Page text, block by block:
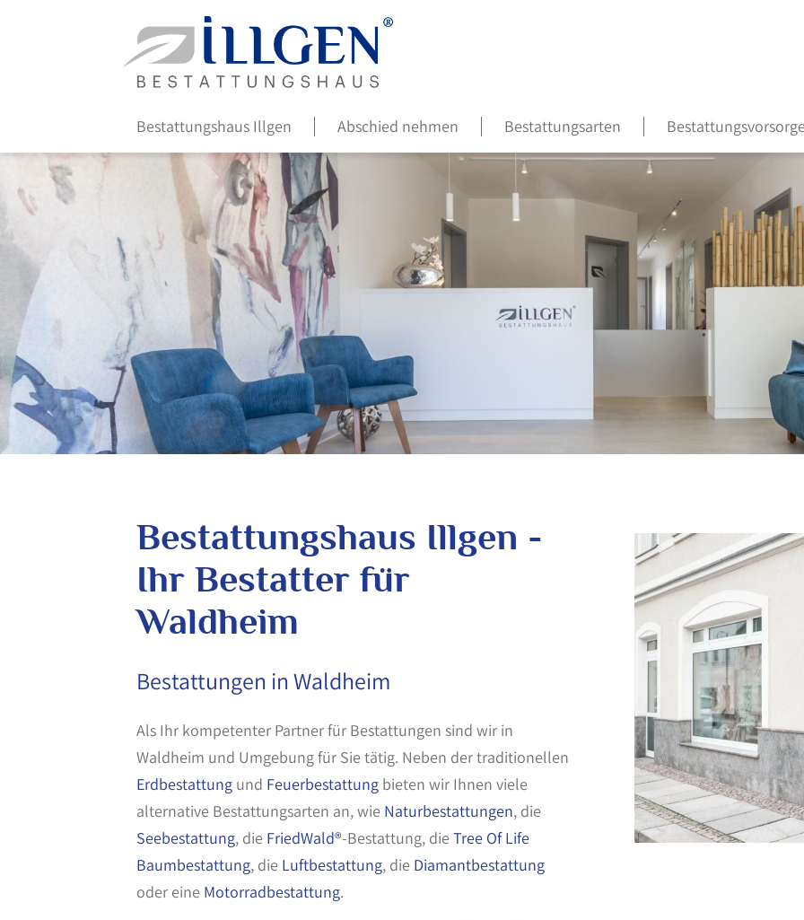
Bestattungshaus Illgen Abschied nehmen Bestattungsarten
Bestattungshaus Illgen -
Ihr Bestatter für
Waldheim
Bestattungen in Waldheim
Als Ihr kompetenter Partner für Bestattungen sind wir in
Waldheim und Umgebung für Sie tätig. Neben der traditionellen
Erdbestattung und Feuerbestattung bieten wir Ihnen viele
alternative Bestattungsarten an, wie Naturbestattungen, die
Seebestattung, die FriedWald®-Bestattung, die Tree Of Life
Baumbestattung, die Luftbestattung, die Diamantbestattung
oder eine Motorradbestattung.